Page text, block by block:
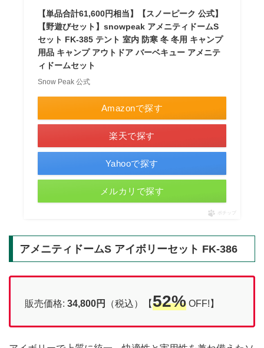
【単品合計61,600円相当】【スノーピーク 公式】
【野遊びセット】snowpeak アメニティドームS
セット FK-385 テント 室内 防寒 冬 冬用 キャンプ
用品 キャンプ アウトドア バーベキュー アメニテ
ィドームセット
Snow Peak 公式
Amazonで探す
楽天で探す
Yahooで探す
メルカリで探す
ポチップ
アメニティドームS アイボリーセット FK-386
販売価格: 34,800円 （税込）【52% OFF!】